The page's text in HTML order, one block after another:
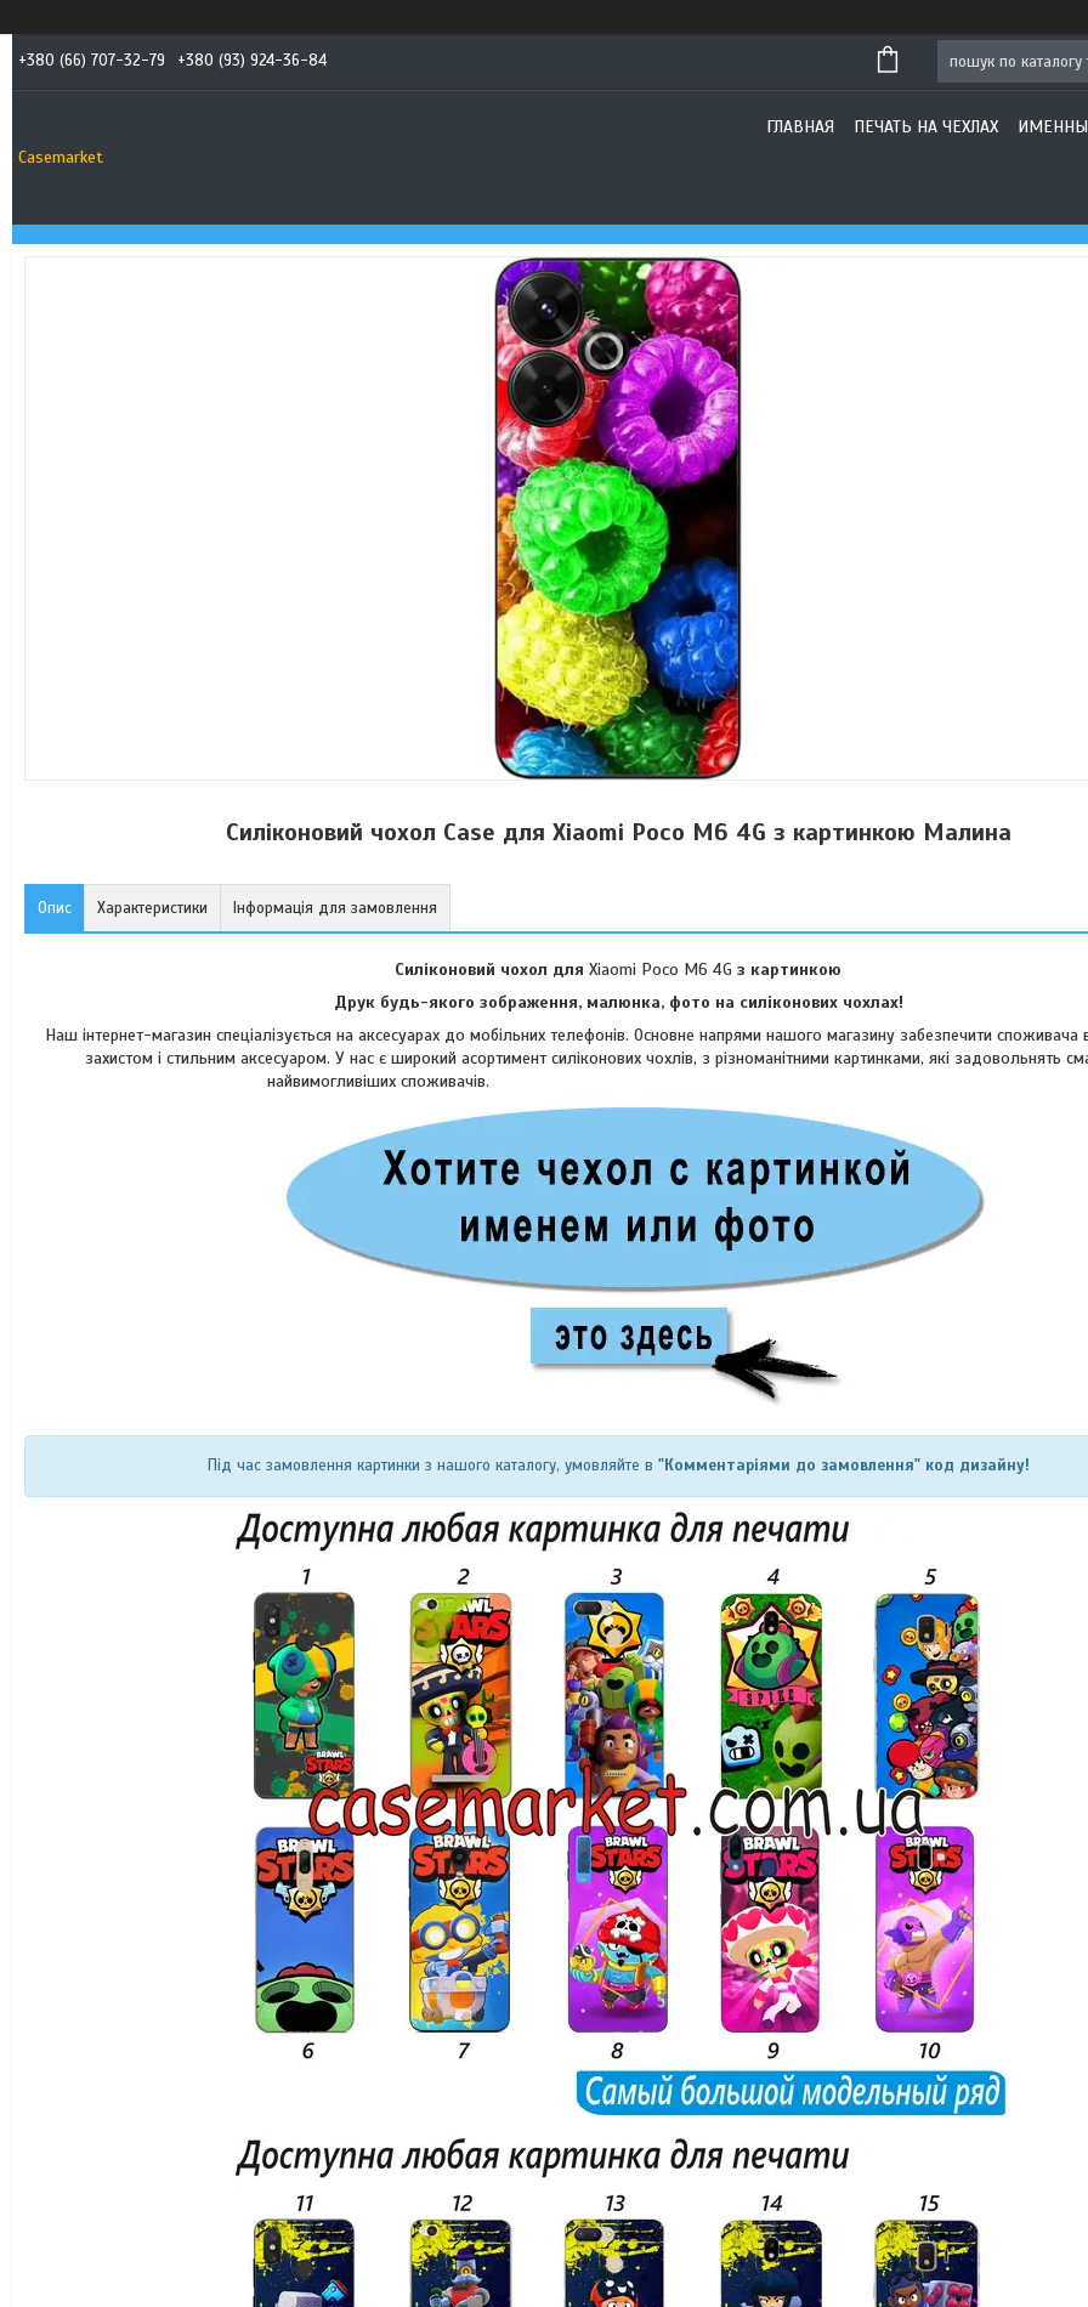
+380 (66) 707-32-79 +380 (93) 924-36-84
Casemarket
ГЛАВНАЯ ПЕЧАТЬ НА ЧЕХЛАХ
Силіконовий чохол Case для Xiaomi Poco M6 4G з картинкою Малина
Опис Характеристики Інформація для замовлення
Силіконовий чохол для Xiaomi Poco M6 4G з картинкою
Друк будь-якого зображення, малюнка, фото на силіконових чохлах!
Наш інтернет-магазин спеціалізується на аксесуарах до мобільних телефонів. Основне напрями нашого магазину забезпечити споживача
захистом і стильним аксесуаром. У нас є широкий асортимент силіконових чохлів, з різноманітними картинками, які задовольнять
найвимогливіших споживачів.
Під час замовлення картинки з нашого каталогу, умовляйте в "Комментаріями до замовлення" код дизайну!